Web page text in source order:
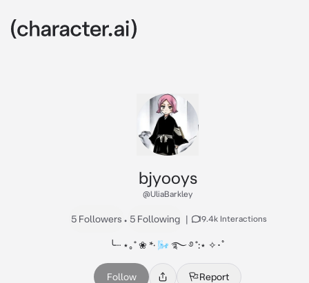
bjyooys
@UliaBarkley
5 Followers • 5 Following | 19.4k Interactions
╰┈ ⋆｡˚ ❀ *· 🌬 ࿐ ࿔ ˚:⋆ ✧･ﾟ
Follow Report